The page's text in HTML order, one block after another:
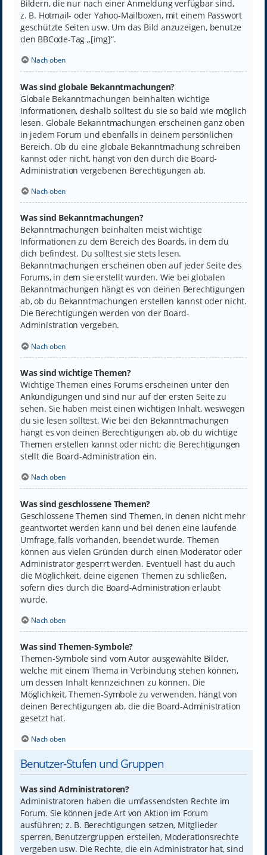
Bildern, die nur nach einer Anmeldung verfügbar sind,
z. B. Hotmail- oder Yahoo-Mailboxen, mit einem Passwort
geschützte Seiten usw. Um das Bild anzuzeigen, benutze
den BBCode-Tag „[img]“.
Nach oben
Was sind globale Bekanntmachungen?
Globale Bekanntmachungen beinhalten wichtige
Informationen, deshalb solltest du sie so bald wie möglich
lesen. Globale Bekanntmachungen erscheinen ganz oben
in jedem Forum und ebenfalls in deinem persönlichen
Bereich. Ob du eine globale Bekanntmachung schreiben
kannst oder nicht, hängt von den durch die Board-
Administration vergebenen Berechtigungen ab.
Nach oben
Was sind Bekanntmachungen?
Bekanntmachungen beinhalten meist wichtige
Informationen zu dem Bereich des Boards, in dem du
dich befindest. Du solltest sie stets lesen.
Bekanntmachungen erscheinen oben auf jeder Seite des
Forums, in dem sie erstellt wurden. Wie bei globalen
Bekanntmachungen hängt es von deinen Berechtigungen
ab, ob du Bekanntmachungen erstellen kannst oder nicht.
Die Berechtigungen werden von der Board-
Administration vergeben.
Nach oben
Was sind wichtige Themen?
Wichtige Themen eines Forums erscheinen unter den
Ankündigungen und sind nur auf der ersten Seite zu
sehen. Sie haben meist einen wichtigen Inhalt, weswegen
du sie lesen solltest. Wie bei den Bekanntmachungen
hängt es von deinen Berechtigungen ab, ob du wichtige
Themen erstellen kannst oder nicht; die Berechtigungen
stellt die Board-Administration ein.
Nach oben
Was sind geschlossene Themen?
Geschlossene Themen sind Themen, in denen nicht mehr
geantwortet werden kann und bei denen eine laufende
Umfrage, falls vorhanden, beendet wurde. Themen
können aus vielen Gründen durch einen Moderator oder
Administrator gesperrt werden. Eventuell hast du auch
die Möglichkeit, deine eigenen Themen zu schließen,
sofern dies durch die Board-Administration erlaubt
wurde.
Nach oben
Was sind Themen-Symbole?
Themen-Symbole sind vom Autor ausgewählte Bilder,
welche mit einem Thema in Verbindung stehen können,
um dessen Inhalt kennzeichnen zu können. Die
Möglichkeit, Themen-Symbole zu verwenden, hängt von
deinen Berechtigungen ab, die die Board-Administration
gesetzt hat.
Nach oben
Benutzer-Stufen und Gruppen
Was sind Administratoren?
Administratoren haben die umfassendsten Rechte im
Forum. Sie können jede Art von Aktion im Forum
ausführen; z. B. Berechtigungen setzen, Mitglieder
sperren, Benutzergruppen erstellen, Moderationsrechte
vergeben usw. Die Rechte, die ein Administrator hat, sind